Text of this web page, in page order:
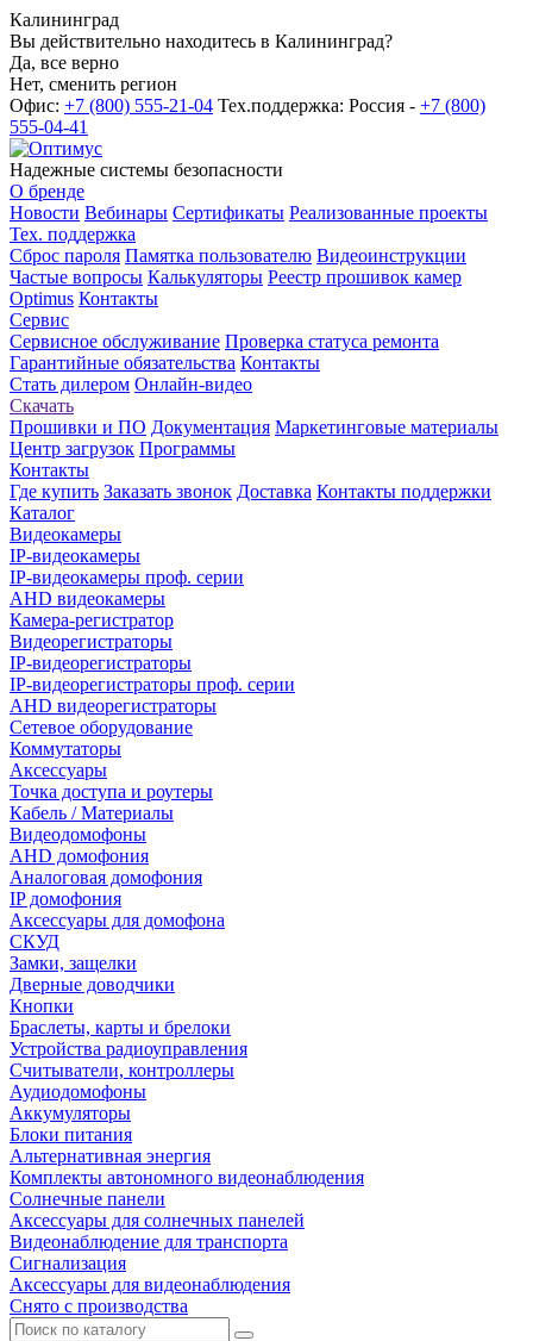
Калининград
Вы действительно находитесь в Калининград?
Да, все верно
Нет, сменить регион
Офис: +7 (800) 555-21-04 Тех.поддержка: Россия - +7 (800)
555-04-41
Надежные системы безопасности
О бренде
Новости Вебинары Сертификаты Реализованные проекты
Тех. поддержка
Сброс пароля Памятка пользователю Видеоинструкции
Частые вопросы Калькуляторы Реестр прошивок камер
Optimus Контакты
Сервис
Сервисное обслуживание Проверка статуса ремонта
Гарантийные обязательства Контакты
Стать дилером Онлайн-видео
Скачать
Прошивки и ПО Документация Маркетинговые материалы
Центр загрузок Программы
Контакты
Где купить Заказать звонок Доставка Контакты поддержки
Каталог
Видеокамеры
IP-видеокамеры
IP-видеокамеры проф. серии
AHD видеокамеры
Камера-регистратор
Видеорегистраторы
IP-видеорегистраторы
IP-видеорегистраторы проф. серии
AHD видеорегистраторы
Сетевое оборудование
Коммутаторы
Аксессуары
Точка доступа и роутеры
Кабель / Материалы
Видеодомофоны
AHD домофония
Аналоговая домофония
IP домофония
Аксессуары для домофона
СКУД
Замки, защелки
Дверные доводчики
Кнопки
Браслеты, карты и брелоки
Устройства радиоуправления
Считыватели, контроллеры
Аудиодомофоны
Аккумуляторы
Блоки питания
Альтернативная энергия
Комплекты автономного видеонаблюдения
Солнечные панели
Аксессуары для солнечных панелей
Видеонаблюдение для транспорта
Сигнализация
Аксессуары для видеонаблюдения
Снято с производства